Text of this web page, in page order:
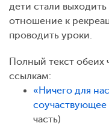
дети стали
отношение к
проводить уроки.
Полный текст обеих
ссылкам:
«Ничего для
соучаствующее
часть)